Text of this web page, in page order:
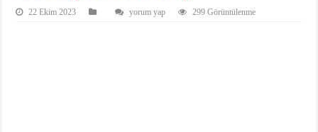
22 Ekim 2023 yorum yap 299 Görüntülenme